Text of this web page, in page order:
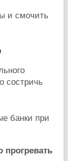
и смочить
состричь
прогревать